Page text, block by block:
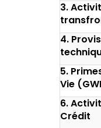
3.
4.
5.
Vie
6.
Crédit